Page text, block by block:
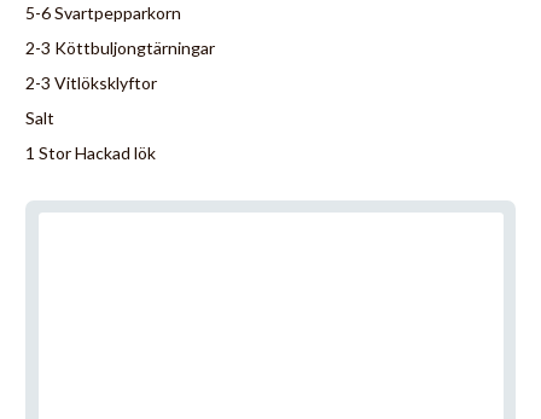
5-6 Svartpepparkorn
2-3 Köttbuljongtärningar
2-3 Vitlöksklyftor
Salt
1 Stor Hackad lök